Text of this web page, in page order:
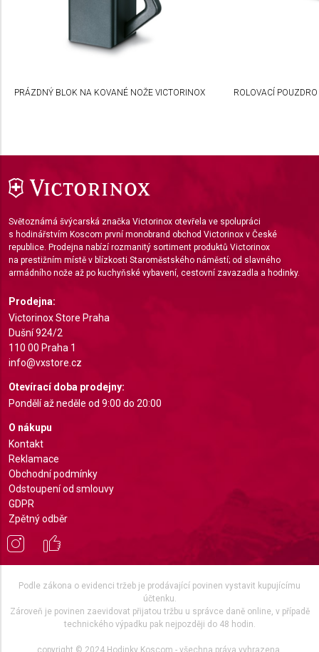
PRÁZDNÝ BLOK NA KOVANÉ NOŽE VICTORINOX ROLOVACÍ
Světoznámá švýcarská značka Victorinox otevřela ve spolupráci
s hodinářstvím Koscom první monobrand obchod Victorinox v České
republice. Prodejna nabízí rozmanitý sortiment produktů Victorinox
na prestižním místě v blízkosti Staroměstského náměstí; od slavného
armádního nože až po kuchyňské vybavení, cestovní zavazadla a hodinky.
Prodejna:
Victorinox Store Praha
Dušní 924/2
110 00 Praha 1
info@vxstore.cz
Otevírací doba prodejny:
Pondělí až neděle od 9:00 do 20:00
O nákupu
Kontakt
Reklamace
Obchodní podmínky
Odstoupení od smlouvy
GDPR
Zpětný odběr
Podle zákona o evidenci tržeb je prodávající povinen vystavit kupujícímu
účtenku.
Zároveň je povinen zaevidovat přijatou tržbu u správce daně online, v případě
technického výpadku pak nejpozději do 48 hodin.
copyright © 2024 Hodinky Koscom - všechna práva vyhrazena.
Use profiles to select personalised
Create profiles to personalise content
combinations of data from different sources
Use limited data to select content
IAB Special Features:
Use precise geolocation data
Identify devices based on information actively
requested
Non-IAB processing purposes:
Necessary
Performance
Functional
Advertising